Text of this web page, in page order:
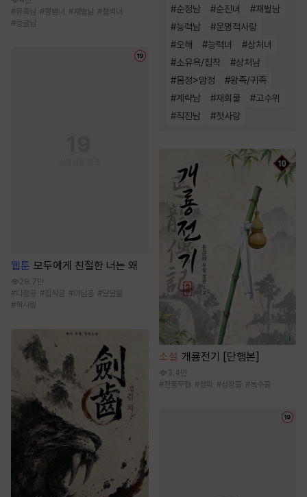
#유혹남 #평범녀 # 재벌남 #철벽녀
#능글남
웹툰 모두에게 친절한 너는 왜
29.7만
#다정공 #집착공 #미남공 #달달물
#짝사랑
#순정남 #순진녀 #재벌남
#능력남 #운명적사랑
#오해 #능력녀 #상처녀
#소유욕/집착 #상처남
#몸정>맘정 #왕족/귀족
#계략남 #재회물 #고수위
#직진남 #첫사랑
소설 개룡전기 [단행본]
3.4만
#전통무협 #정파 #성장물 #복수물